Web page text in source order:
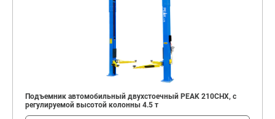
Подъемник автомобильный двухстоечный PEAK 210CHX, с
регулируемой высотой колонны 4.5 т